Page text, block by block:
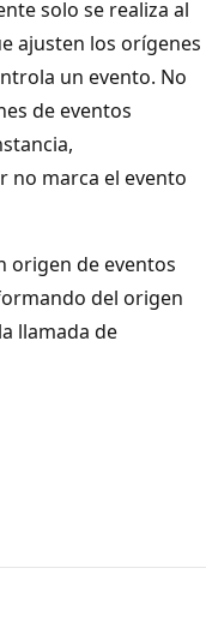
solo se realiza al
ajusten los orígenes
un evento. No
de eventos
no marca el evento
origen de eventos
del origen
llamada de